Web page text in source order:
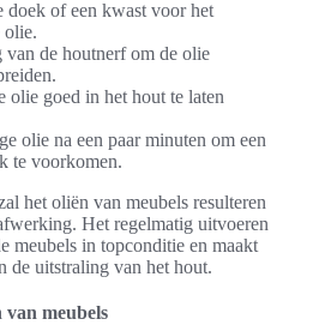
doek of een kwast voor het
olie.
de houtnerf om de olie
olie goed in het hout te laten
olie na een paar minuten om een
te voorkomen.
het oliën van meubels resulteren
Het regelmatig uitvoeren
meubels in topconditie en maakt
de uitstraling van het hout.
meubels